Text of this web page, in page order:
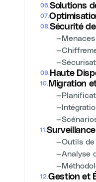
06.Solutions
07.
08.Sécurité
—
—
—
09. Haute
10. Migration
—
—
—
11 .
—Outils
—Analyse
—
12.Gestion et